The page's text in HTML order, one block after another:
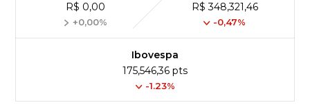
R$ 0,00
+0,00%
R$ 348,321,46
-0,47%
Ibovespa
175,546,36 pts
-1.23%